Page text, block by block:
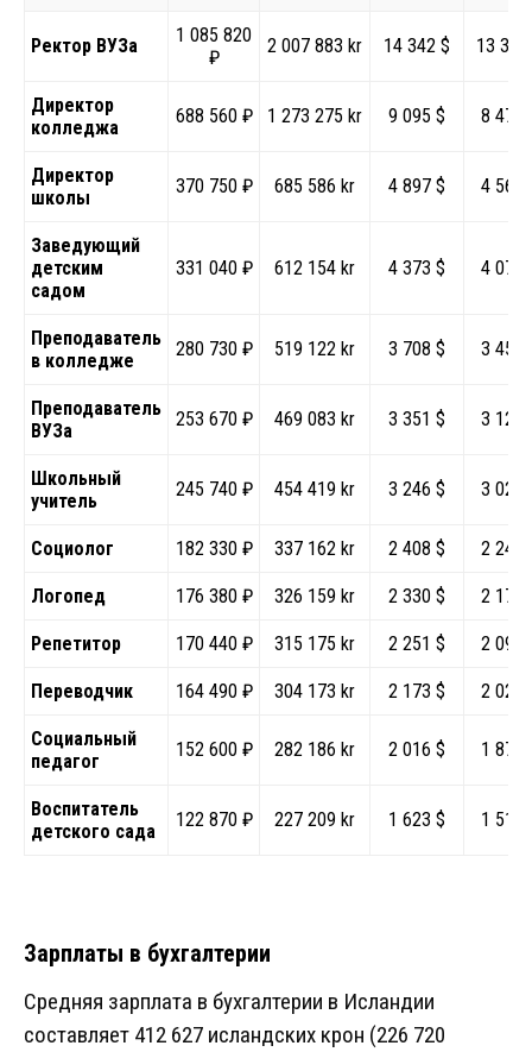
Ректор ВУЗа
1 085 820
₽
2 007 883 kr 14 342 $ 13
Директор
колледжа
688 560 ₽ 1 273 275 kr 9 095 $ 8 474
Директор
школы
370 750 ₽ 685 586 kr 4 897 $ 4 563
Заведующий
детским
садом
331 040 ₽ 612 154 kr 4 373 $ 4 074
Преподаватель
в колледже
280 730 ₽ 519 122 kr 3 708 $ 3 455
Преподаватель
ВУЗа
253 670 ₽ 469 083 kr 3 351 $ 3 122
Школьный
учитель
245 740 ₽ 454 419 kr 3 246 $ 3 024
Социолог 182 330 ₽ 337 162 kr 2 408 $ 2 244
Логопед 176 380 ₽ 326 159 kr 2 330 $ 2 171
Репетитор 170 440 ₽ 315 175 kr 2 251 $ 2 098
Переводчик 164 490 ₽ 304 173 kr 2 173 $ 2 024
Социальный
педагог
152 600 ₽ 282 186 kr 2 016 $ 1 878
Воспитатель
детского сада
122 870 ₽ 227 209 kr 1 623 $ 1 512
Зарплаты в бухгалтерии
Средняя зарплата в бухгалтерии в Исландии
составляет 412 627 исландских крон (226 720